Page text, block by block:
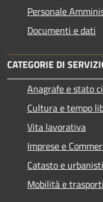
Personale
Documenti e dati
CATEGORIE DI
Anagrafe e stato
Cultura e tempo
Vita lavorativa
Imprese e
Catasto e
Mobilità e trasporti